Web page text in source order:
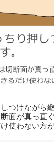
つけながら
面が真っ直
使わない方